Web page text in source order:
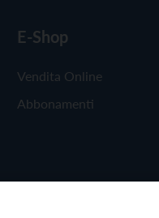
E-Shop
Vendita Online
Abbonamenti